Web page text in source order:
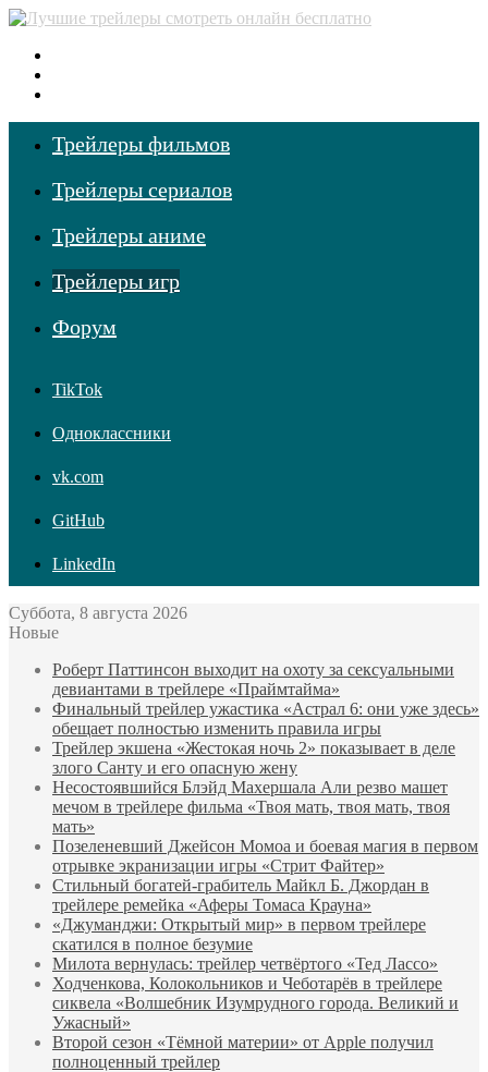
Трейлеры фильмов
Трейлеры сериалов
Трейлеры аниме
Трейлеры игр
Форум
TikTok
Одноклассники
vk.com
GitHub
LinkedIn
Суббота, 8 августа 2026
Новые
Роберт Паттинсон выходит на охоту за сексуальными
девиантами в трейлере «Праймтайма»
Финальный трейлер ужастика «Астрал 6: они уже здесь»
обещает полностью изменить правила игры
Трейлер экшена «Жестокая ночь 2» показывает в деле
злого Санту и его опасную жену
Несостоявшийся Блэйд Махершала Али резво машет
мечом в трейлере фильма «Твоя мать, твоя мать, твоя
мать»
Позеленевший Джейсон Момоа и боевая магия в первом
отрывке экранизации игры «Стрит Файтер»
Стильный богатей-грабитель Майкл Б. Джордан в
трейлере ремейка «Аферы Томаса Крауна»
«Джуманджи: Открытый мир» в первом трейлере
скатился в полное безумие
Милота вернулась: трейлер четвёртого «Тед Лассо»
Ходченкова, Колокольников и Чеботарёв в трейлере
сиквела «Волшебник Изумрудного города. Великий и
Ужасный»
Второй сезон «Тёмной материи» от Apple получил
полноценный трейлер